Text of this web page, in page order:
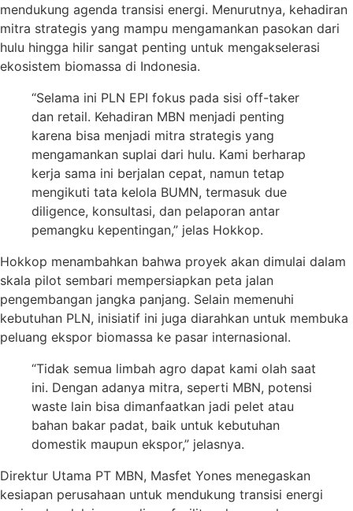
mendukung agenda transisi energi. Menurutnya, kehadiran
mitra strategis yang mampu mengamankan pasokan dari
hulu hingga hilir sangat penting untuk mengakselerasi
ekosistem biomassa di Indonesia.
“Selama ini PLN EPI fokus pada sisi off-taker
dan retail. Kehadiran MBN menjadi penting
karena bisa menjadi mitra strategis yang
mengamankan suplai dari hulu. Kami berharap
kerja sama ini berjalan cepat, namun tetap
mengikuti tata kelola BUMN, termasuk due
diligence, konsultasi, dan pelaporan antar
pemangku kepentingan,” jelas Hokkop.
Hokkop menambahkan bahwa proyek akan dimulai dalam
skala pilot sembari mempersiapkan peta jalan
pengembangan jangka panjang. Selain memenuhi
kebutuhan PLN, inisiatif ini juga diarahkan untuk membuka
peluang ekspor biomassa ke pasar internasional.
“Tidak semua limbah agro dapat kami olah saat
ini. Dengan adanya mitra, seperti MBN, potensi
waste lain bisa dimanfaatkan jadi pelet atau
bahan bakar padat, baik untuk kebutuhan
domestik maupun ekspor,” jelasnya.
Direktur Utama PT MBN, Masfet Yones menegaskan
kesiapan perusahaan untuk mendukung transisi energi